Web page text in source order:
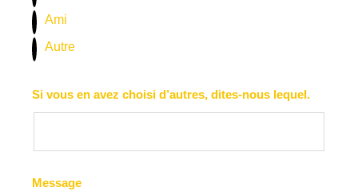
Ami
Autre
Si vous en avez choisi d’autres, dites-nous lequel.
Message